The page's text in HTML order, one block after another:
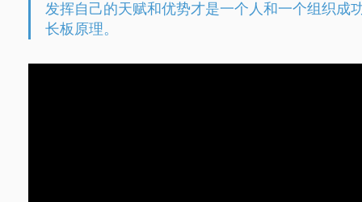
发挥自己的天赋和优势才是一个人和一个组织成
长板原理。